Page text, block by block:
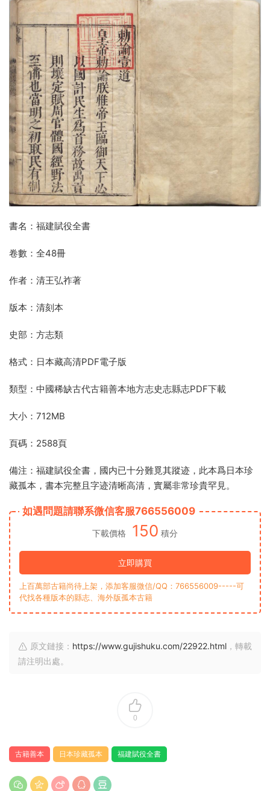
書名：福建賦役全書
卷數：全48冊
作者：清王弘祚著
版本：清刻本
史部：方志類
格式：日本藏高清PDF電子版
類型：中國稀缺古代古籍善本地方志史志縣志PDF下載
大小：712MB
頁碼：2588頁
備注：福建賦役全書，國内已十分難覓其蹤迹，此本爲日本珍
藏孤本，書本完整且字迹清晰高清，實屬非常珍貴罕見。
如遇問題請聯系微信客服766556009
下載價格 150 積分
立即購買
上百萬部古籍尚待上架，添加客服微信/QQ：766556009-----可
代找各種版本的縣志、海外版孤本古籍
原文鏈接： https://www.gujishuku.com/22922.html ，轉載
請注明出處。
0
古籍善本 日本珍藏孤本 福建賦役全書